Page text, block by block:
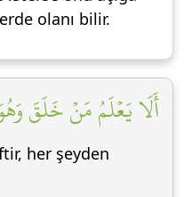
olanı bilir.
أَلَا يَعۡلَمُ مَنۡ خَلَقَ وَهُوَ
her şeyden